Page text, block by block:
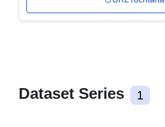
Dataset Series 1